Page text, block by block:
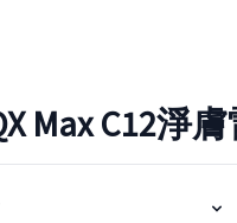
Max C12淨